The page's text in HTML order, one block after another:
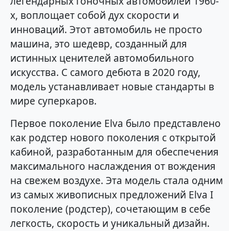
х, воплощает собой дух скорости и
инноваций. Этот автомобиль не просто
машина, это шедевр, созданный для
истинных ценителей автомобильного
искусства. С самого дебюта в 2020 году,
модель устанавливает новые стандарты в
мире суперкаров.
Первое поколение Elva было представлено
как родстер нового поколения с открытой
кабиной, разработанным для обеспечения
максимального наслаждения от вождения
на свежем воздухе. Эта модель стала одним
из самых живописных предложений Elva I
поколение (родстер), сочетающим в себе
легкость, скорость и уникальный дизайн.